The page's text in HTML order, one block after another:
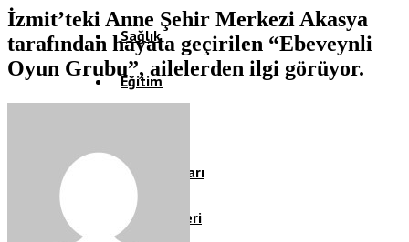
Sağlık
Eğitim
Köşe Yazıları
Video Galeri
İzmit’teki Anne Şehir Merkezi Akasya
tarafından hayata geçirilen “Ebeveynli
Oyun Grubu”, ailelerden ilgi görüyor.